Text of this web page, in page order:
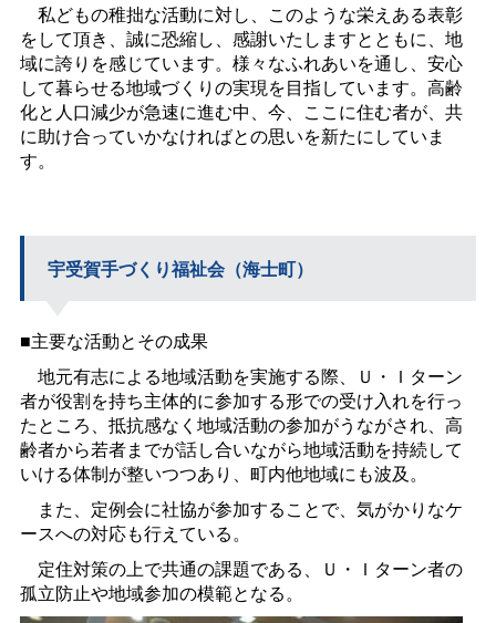
私どもの稚拙な活動に対し、このような栄えある表彰
をして頂き、誠に恐縮し、感謝いたしますとともに、地
域に誇りを感じています。様々なふれあいを通し、安心
して暮らせる地域づくりの実現を目指しています。高齢
化と人口減少が急速に進む中、今、ここに住む者が、共
に助け合っていかなければとの思いを新たにしていま
す。
宇受賀手づくり福祉会（海士町）
■主要な活動とその成果
地元有志による地域活動を実施する際、Ｕ・Ｉターン
者が役割を持ち主体的に参加する形での受け入れを行っ
たところ、抵抗感なく地域活動の参加がうながされ、高
齢者から若者までが話し合いながら地域活動を持続して
いける体制が整いつつあり、町内他地域にも波及。
また、定例会に社協が参加することで、気がかりなケ
ースへの対応も行えている。
定住対策の上で共通の課題である、Ｕ・Ｉターン者の
孤立防止や地域参加の模範となる。